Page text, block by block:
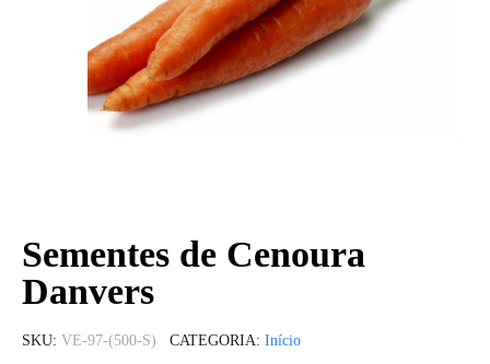
Sementes de Cenoura
Danvers
SKU VE-97-(500-S) CATEGORIA Início